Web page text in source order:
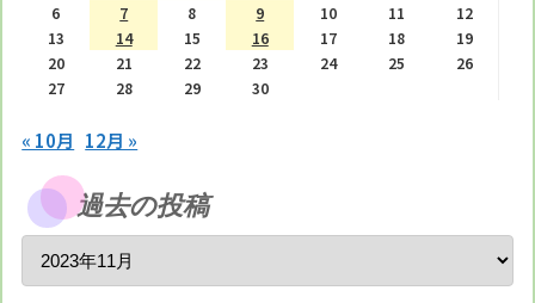
6
7 8 9 10 11
12
13
14 15 16 17 18
19
20
21 22 23 24 25
26
27
28 29 30
« 10月 12月 »
過去の投稿